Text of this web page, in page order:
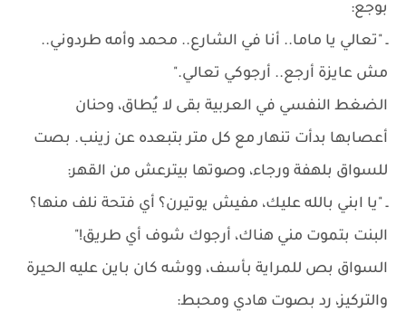
بوجع:
ـ "تعالي يا ماما.. أنا في الشارع.. محمد وأمه طردوني..
مش عايزة أرجع.. أرجوكي تعالي."
الضغط النفسي في العربية بقى لا يُطاق، وحنان
أعصابها بدأت تنهار مع كل متر بتبعده عن زينب. بصت
للسواق بلهفة ورجاء، وصوتها بيترعش من القهر:
ـ "يا ابني بالله عليك، مفيش يوتيرن؟ أي فتحة نلف منها؟
البنت بتموت مني هناك، أرجوك شوف أي طريق!"
السواق بص للمراية بأسف، ووشه كان باين عليه الحيرة
والتركيز، رد بصوت هادي ومحبط: